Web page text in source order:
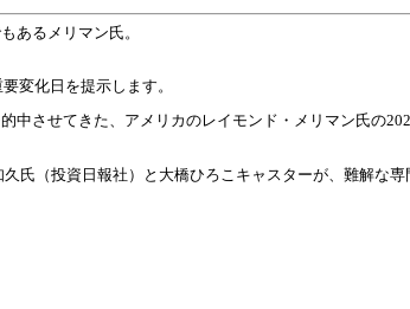
あるメリマン氏。
変化日を提示します。
中させてきた、アメリカのレイモンド・メリマン氏の
氏（投資日報社）と大橋ひろこキャスターが、難解な